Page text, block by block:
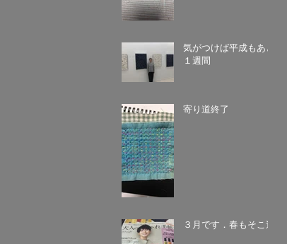
気がつけば平成もあと
１週間
寄り道終了
３月です．春もそこ迄